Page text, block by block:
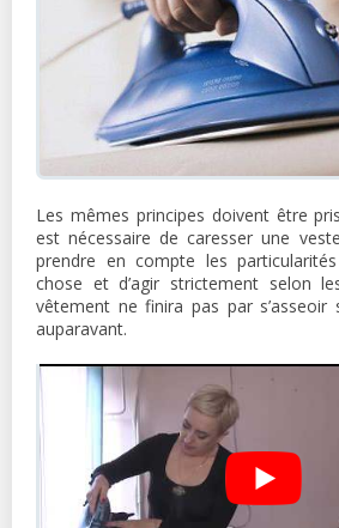
Les mêmes principes doivent être
est nécessaire de caresser une
prendre en compte les
chose et d’agir strictement selon
vêtement ne finira pas par
auparavant.